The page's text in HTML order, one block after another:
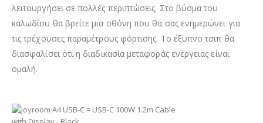
λειτουργήσει σε πολλές περιπτώσεις. Στο βύσμα του
καλωδίου θα βρείτε μια οθόνη που θα σας ενημερώνει για
τις τρέχουσες παραμέτρους φόρτισης. Το έξυπνο τσιπ θα
διασφαλίσει ότι η διαδικασία μεταφοράς ενέργειας είναι
ομαλή.